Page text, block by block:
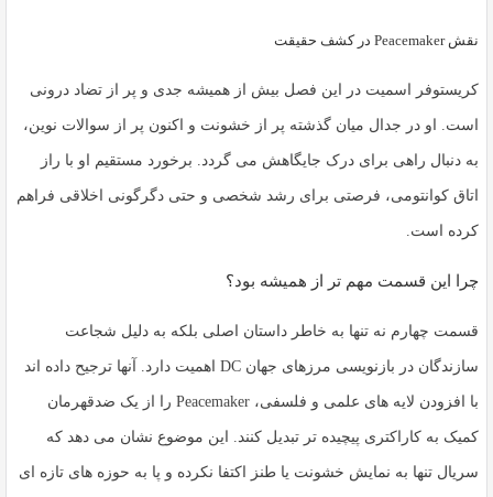
نقش Peacemaker در کشف حقیقت
کریستوفر اسمیت در این فصل بیش از همیشه جدی و پر از تضاد درونی
است. او در جدال میان گذشته پر از خشونت و اکنون پر از سوالات نوین،
به دنبال راهی برای درک جایگاهش می گردد. برخورد مستقیم او با راز
اتاق کوانتومی، فرصتی برای رشد شخصی و حتی دگرگونی اخلاقی فراهم
کرده است.
چرا این قسمت مهم تر از همیشه بود؟
قسمت چهارم نه تنها به خاطر داستان اصلی بلکه به دلیل شجاعت
سازندگان در بازنویسی مرزهای جهان DC اهمیت دارد. آنها ترجیح داده اند
با افزودن لایه های علمی و فلسفی، Peacemaker را از یک ضدقهرمان
کمیک به کاراکتری پیچیده تر تبدیل کنند. این موضوع نشان می دهد که
سریال تنها به نمایش خشونت یا طنز اکتفا نکرده و پا به حوزه های تازه ای